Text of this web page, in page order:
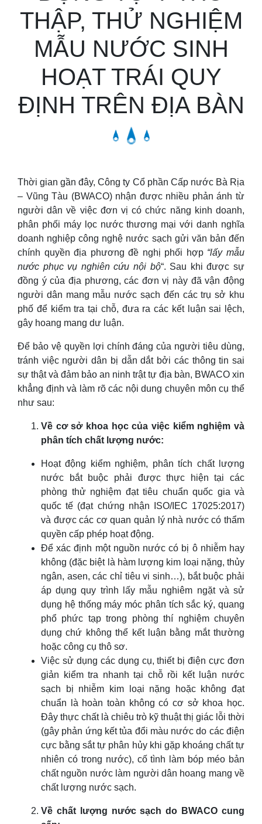
THẬP, THỬ NGHIỆM
MẪU NƯỚC SINH
HOẠT TRÁI QUY
ĐỊNH TRÊN ĐỊA BÀN
Thời gian gần đây, Công ty Cổ phần Cấp nước Bà Rịa
– Vũng Tàu (BWACO) nhận được nhiều phản ánh từ
người dân về việc đơn vị có chức năng kinh doanh,
phân phối máy lọc nước thương mại với danh nghĩa
doanh nghiệp công nghệ nước sạch gửi văn bản đến
chính quyền địa phương đề nghị phối hợp “lấy mẫu
nước phục vụ nghiên cứu nội bộ“. Sau khi được sự
đồng ý của địa phương, các đơn vị này đã vận động
người dân mang mẫu nước sạch đến các trụ sở khu
phố để kiểm tra tại chỗ, đưa ra các kết luận sai lệch,
gây hoang mang dư luận.
Để bảo vệ quyền lợi chính đáng của người tiêu dùng,
tránh việc người dân bị dẫn dắt bởi các thông tin sai
sự thật và đảm bảo an ninh trật tự địa bàn, BWACO xin
khẳng định và làm rõ các nội dung chuyên môn cụ thể
như sau:
Về cơ sở khoa học của việc kiểm nghiệm và
phân tích chất lượng nước:
Hoạt động kiểm nghiệm, phân tích chất lượng
nước bắt buộc phải được thực hiện tại các
phòng thử nghiệm đạt tiêu chuẩn quốc gia và
quốc tế (đạt chứng nhận ISO/IEC 17025:2017)
và được các cơ quan quản lý nhà nước có thẩm
quyền cấp phép hoạt động.
Để xác định một nguồn nước có bị ô nhiễm hay
không (đặc biệt là hàm lượng kim loại nặng, thủy
ngân, asen, các chỉ tiêu vi sinh…), bắt buộc phải
áp dụng quy trình lấy mẫu nghiêm ngặt và sử
dụng hệ thống máy móc phân tích sắc ký, quang
phổ phức tạp trong phòng thí nghiệm chuyên
dụng chứ không thể kết luận bằng mắt thường
hoặc công cụ thô sơ.
Việc sử dụng các dụng cụ, thiết bị điện cực đơn
giản kiểm tra nhanh tại chỗ rồi kết luận nước
sạch bị nhiễm kim loại nặng hoặc không đạt
chuẩn là hoàn toàn không có cơ sở khoa học.
Đây thực chất là chiêu trò kỹ thuật thị giác lỗi thời
(gây phản ứng kết tủa đổi màu nước do các điện
cực bằng sắt tự phân hủy khi gặp khoáng chất tự
nhiên có trong nước), cố tình làm bóp méo bản
chất nguồn nước làm người dân hoang mang về
chất lượng nước sạch.
Về chất lượng nước sạch do BWACO cung